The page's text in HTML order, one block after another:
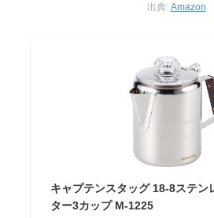
出典: Amazon
キャプテンスタッグ 18-8ステン
ター3カップ M-1225